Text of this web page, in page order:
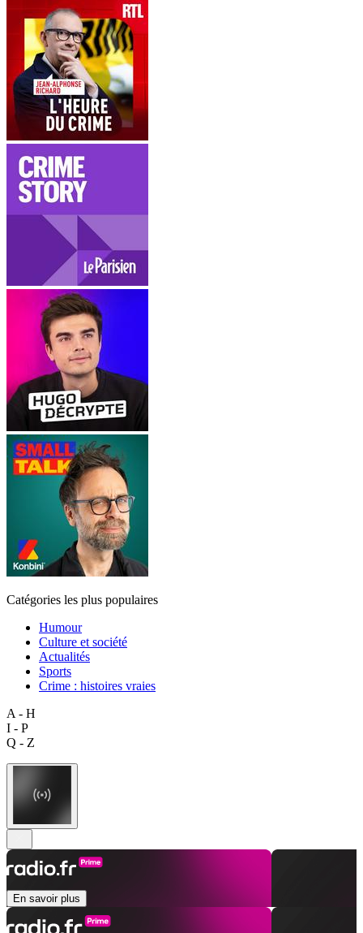
Catégories les plus populaires
Humour
Culture et société
Actualités
Sports
Crime : histoires vraies
A - H
I - P
Q - Z
En savoir plus